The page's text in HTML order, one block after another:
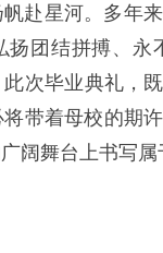
赴星河。多年
扬团结拼搏、
次毕业典礼，
带着母校的期
阔舞台上书写属